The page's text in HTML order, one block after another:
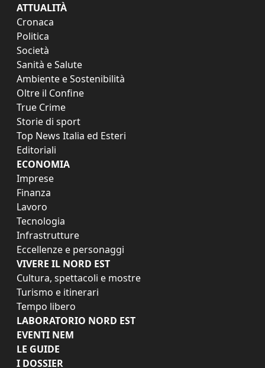
ATTUALITÀ
Cronaca
Politica
Società
Sanità e Salute
Ambiente e Sostenibilità
Oltre il Confine
True Crime
Storie di sport
Top News Italia ed Esteri
Editoriali
ECONOMIA
Imprese
Finanza
Lavoro
Tecnologia
Infrastrutture
Eccellenze e personaggi
VIVERE IL NORD EST
Cultura, spettacoli e mostre
Turismo e itinerari
Tempo libero
LABORATORIO NORD EST
EVENTI NEM
LE GUIDE
I DOSSIER